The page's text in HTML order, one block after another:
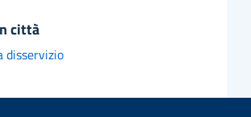
città
disservizio